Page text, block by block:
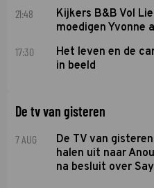
21:48
Kijkers B&B Vol
moedigen Yvonne
17:30
Het leven en de
in beeld
De tv van gisteren
7 AUG
De TV van
halen uit naar
na besluit over